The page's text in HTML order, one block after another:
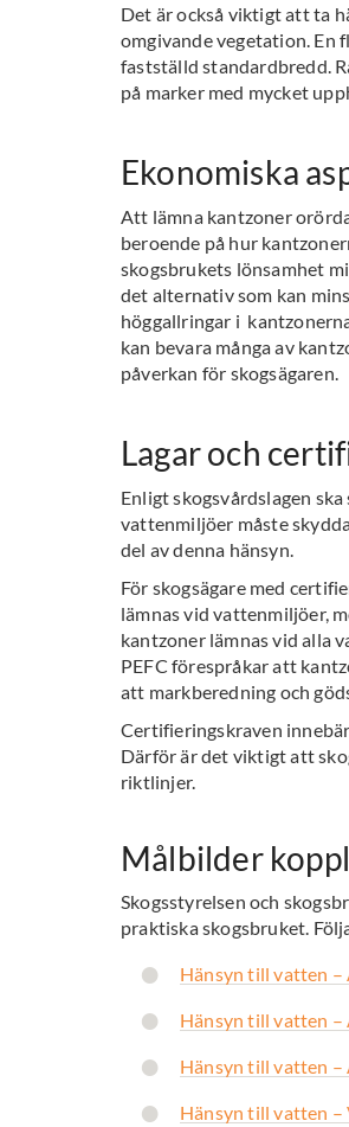
Det är också viktigt att ta
omgivande vegetation. En
fastställd standardbredd.
på marker med mycket
Ekonomiska
Att lämna kantzoner
beroende på hur
skogsbrukets lönsamhet
det alternativ som kan
höggallringar i
kan bevara många av
påverkan för skogsägaren.
Lagar och
Enligt skogsvårdslagen
vattenmiljöer måste
del av denna hänsyn.
För skogsägare med
lämnas vid vattenmiljöer,
kantzoner lämnas vid alla
PEFC förespråkar att
att markberedning och
Certifieringskraven
Därför är det viktigt att
riktlinjer.
Målbilder
Skogsstyrelsen och
praktiska skogsbruket.
Hänsyn till vatten –
Hänsyn till vatten –
Hänsyn till vatten –
Hänsyn till vatten –